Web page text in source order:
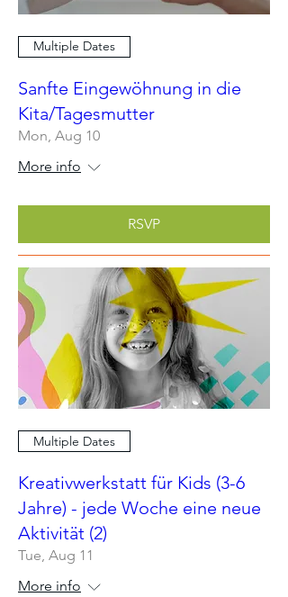
Multiple Dates
Sanfte Eingewöhnung in die
Kita/Tagesmutter
Mon, Aug 10
More info
RSVP
Multiple Dates
Kreativwerkstatt für Kids (3-6
Jahre) - jede Woche eine neue
Aktivität (2)
Tue, Aug 11
More info